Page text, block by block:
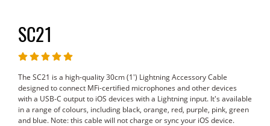
SC21
The SC21 is a high-quality 30cm (1') Lightning Accessory Cable
designed to connect MFi-certified microphones and other devices
with a USB-C output to iOS devices with a Lightning input. It's available
in a range of colours, including black, orange, red, purple, pink, green
and blue. Note: this cable will not charge or sync your iOS device.